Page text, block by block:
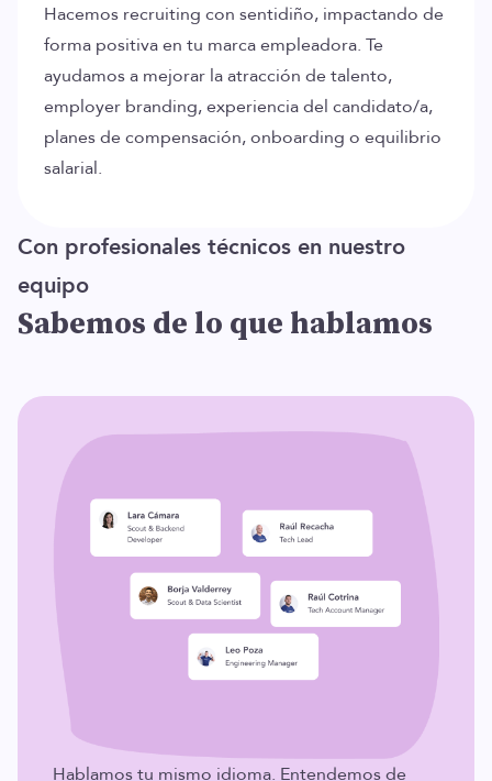
Hacemos recruiting con sentidiño, impactando de
forma positiva en tu marca empleadora. Te
ayudamos a mejorar la atracción de talento,
employer branding, experiencia del candidato/a,
planes de compensación, onboarding o equilibrio
salarial.
Con profesionales técnicos en nuestro
equipo
Sabemos de lo que hablamos
Hablamos tu mismo idioma. Entendemos de